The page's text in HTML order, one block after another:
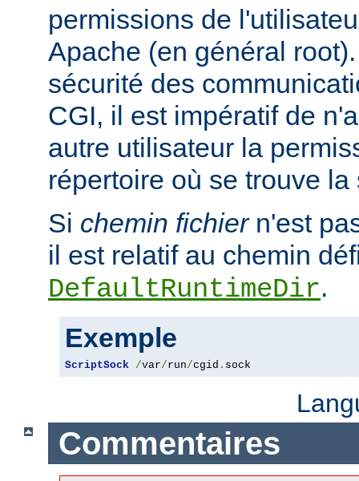
permissions de
Apache (en général
sécurité des
CGI, il est impératif de
autre utilisateur la
répertoire où se trouve la
Si chemin fichiern'est
il est relatif au chemin
DefaultRuntimeDir.
Exemple
ScriptSock /var/run/cgid . sock
Commentaires